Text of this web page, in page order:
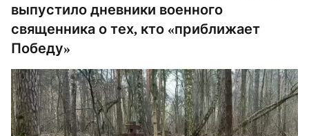
выпустило дневники военного
священника о тех, кто «приближает
Победу»